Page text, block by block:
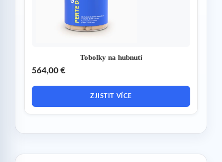
Tobolky na hubnutí
564,00 €
ZJISTIT VÍCE